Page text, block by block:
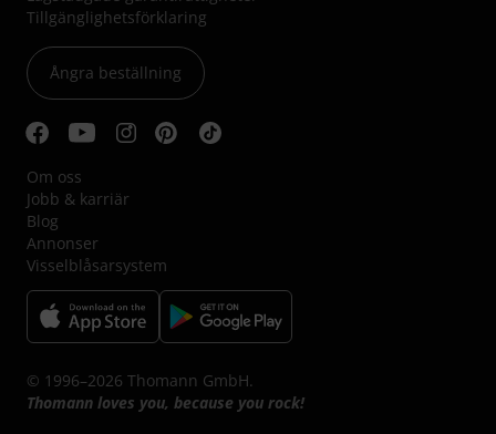
Tillgänglighetsförklaring
Ångra beställning
Om oss
Jobb & karriär
Blog
Annonser
Visselblåsarsystem
© 1996–2026 Thomann GmbH.
Thomann loves you, because you rock!